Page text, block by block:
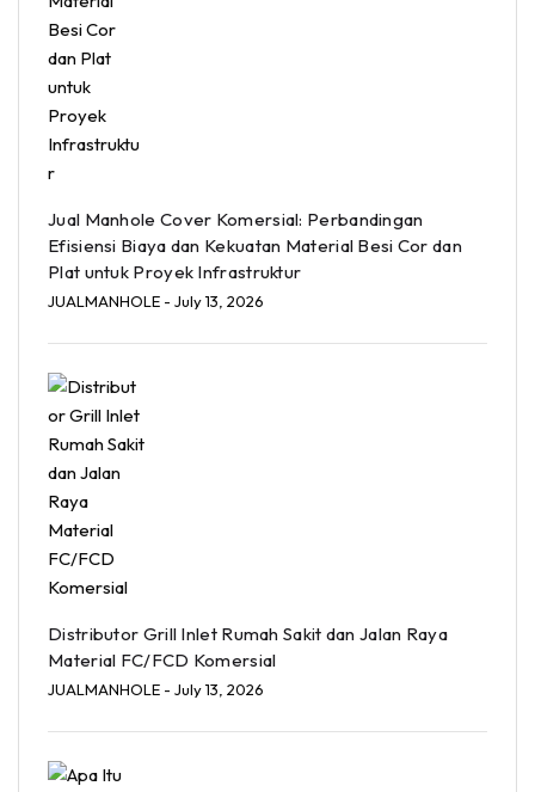
Jual Manhole Cover Komersial: Perbandingan
Efisiensi Biaya dan Kekuatan Material Besi Cor dan
Plat untuk Proyek Infrastruktur
JUALMANHOLE - July 13, 2026
Distributor Grill Inlet Rumah Sakit dan Jalan Raya
Material FC/FCD Komersial
JUALMANHOLE - July 13, 2026